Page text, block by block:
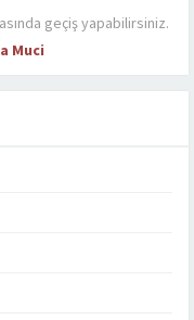
geçiş yapabilirsiniz.
Muci